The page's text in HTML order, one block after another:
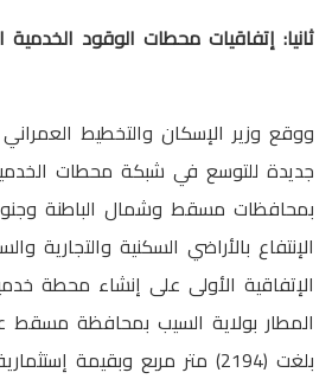
ثانيا: إتفاقيات محطات الوقود الخدمية
جديدة للتوسع في شبكة محطات
بمحافظات مسقط وشمال الباطنة
الإنتفاع بالأراضي السكنية والتجارية
الإتفاقية الأولى على إنشاء محطة
المطار بولاية السيب بمحافظة مسقط
بلغت (2194) متر مربع وبقيمة إستثمارية بلغت مليون ريال.